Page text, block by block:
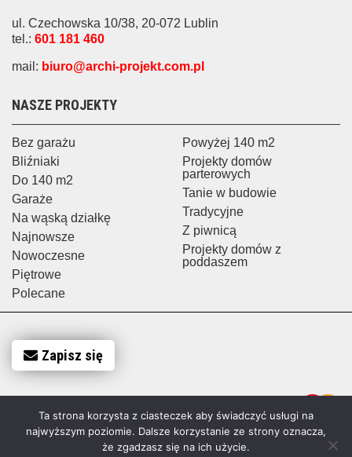
NASZE PROJEKTY
Bez garażu
Bliźniaki
Do 140 m2
Garaże
Na wąską działkę
Najnowsze
Nowoczesne
Piętrowe
Polecane
Powyżej 140 m2
Projekty domów
parterowych
Tanie w budowie
Tradycyjne
Z piwnicą
Projekty domów z
poddaszem
ul. Czechowska 10/38, 20-072 Lublin
tel.: 601 181 460
mail: biuro@archi-projekt.com.pl
Zapisz się
Ta strona korzysta z ciasteczek aby świadczyć usługi na
najwyższym poziomie. Dalsze korzystanie ze strony oznacza,
że zgadzasz się na ich użycie.